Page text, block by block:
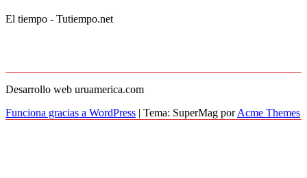
El tiempo - Tutiempo.net
Desarrollo web uruamerica.com
Funciona gracias a WordPress | Tema: SuperMag porAcme Themes